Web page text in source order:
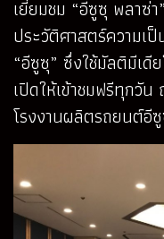
เยี่ยมชม “อีซูซุ พลาซ่
ประวัติศาสตร์ความเ
“อีซูซุ” ซึ่งใช้มัลติมีเดี
เปิดให้เข้าชมฟรีทุกวั
โรงงานผลิตรถยนต์อี